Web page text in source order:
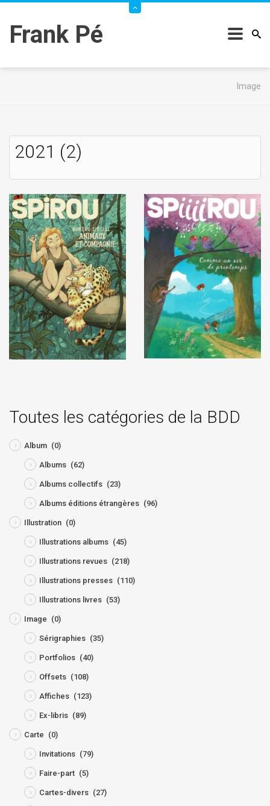
Frank Pé
Image
2021 (2)
Toutes les catégories de la BDD
Album (0)
Albums (62)
Albums collectifs (23)
Albums éditions étrangères (96)
Illustration (0)
Illustrations albums (45)
Illustrations revues (218)
Illustrations presses (110)
Illustrations livres (53)
Image (0)
Sérigraphies (35)
Portfolios (40)
Offsets (108)
Affiches (123)
Ex-libris (89)
Carte (0)
Invitations (79)
Faire-part (5)
Cartes-divers (27)